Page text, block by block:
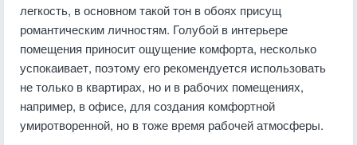
легкость, в основном такой тон в обоях присущ
романтическим личностям. Голубой в интерьере
помещения приносит ощущение комфорта, несколько
успокаивает, поэтому его рекомендуется использовать
не только в квартирах, но и в рабочих помещениях,
например, в офисе, для создания комфортной
умиротворенной, но в тоже время рабочей атмосферы.